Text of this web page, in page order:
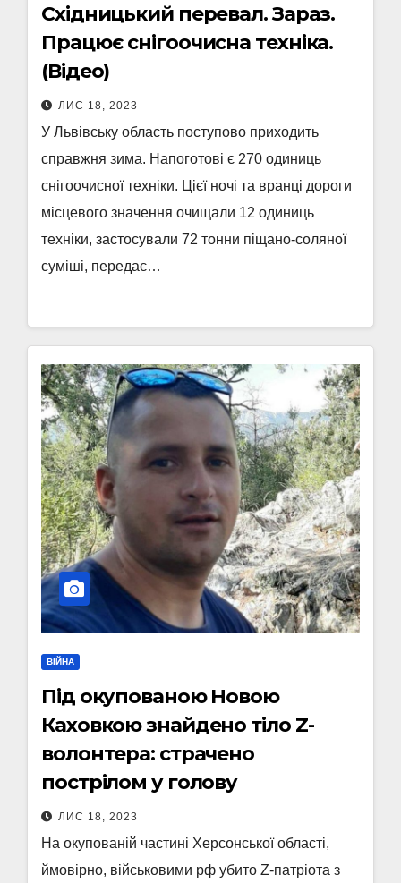
Східницький перевал. Зараз.
Працює снігоочисна техніка.
(Відео)
ЛИС 18, 2023
У Львівську область поступово приходить
справжня зима. Напоготові є 270 одиниць
снігоочисної техніки. Цієї ночі та вранці дороги
місцевого значення очищали 12 одиниць
техніки, застосували 72 тонни піщано-соляної
суміші, передає…
ВІЙНА
Під окупованою Новою
Каховкою знайдено тіло Z-
волонтера: страчено
пострілом у голову
ЛИС 18, 2023
На окупованій частині Херсонської області,
ймовірно, військовими рф убито Z-патріота з